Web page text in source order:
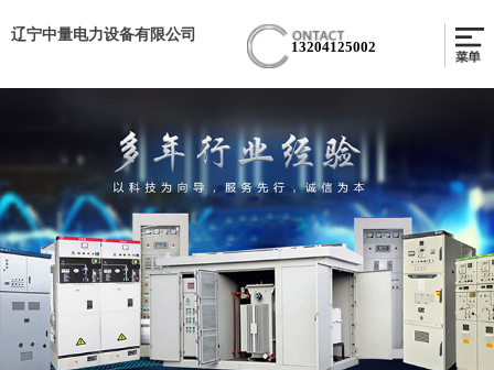
辽宁中量电力设备有限公司
13204125002